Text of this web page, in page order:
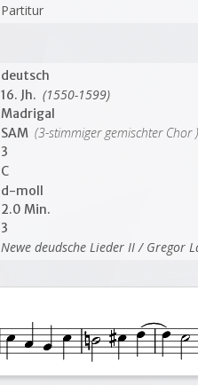
Partitur
deutsch
16. Jh. (1550-1599)
Madrigal
SAM (3-stimmiger gemischter Chor )
3
C
d-moll
2.0 Min.
3
Newe deudsche Lieder II / Gregor